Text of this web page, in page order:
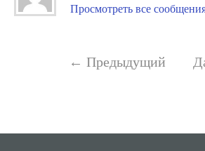
Просмотреть все
← Предыдущий